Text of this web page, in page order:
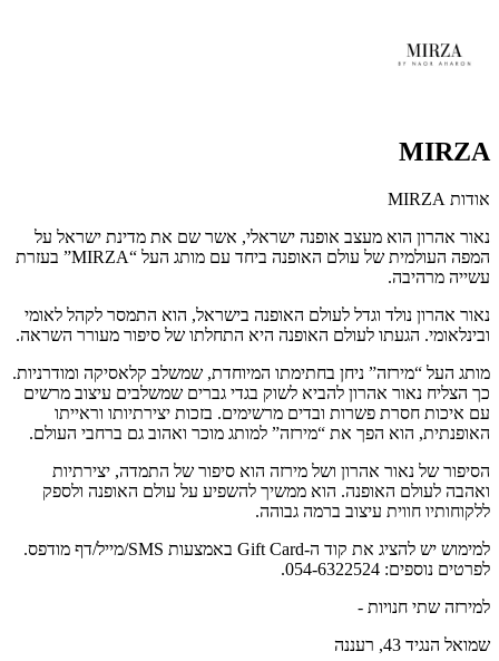
MIRZA
אודות MIRZA
נאור אהרון הוא מעצב אופנה ישראלי, אשר שם את מדינת ישראל על
המפה העולמית של עולם האופנה ביחד עם מותג העל “MIRZA” בעזרת
עשייה מרהיבה.
נאור אהרון נולד וגדל לעולם האופנה בישראל, הוא התמסר לקהל לאומי
ובינלאומי. הגעתו לעולם האופנה היא התחלתו של סיפור מעורר השראה.
מותג העל “מירזה” ניחן בחתימתו המיוחדת, שמשלב קלאסיקה ומודרניות.
כך הצליח נאור אהרון להביא לשוק בגדי גברים שמשלבים עיצוב מרשים
עם איכות חסרת פשרות ובדים מרשימים. בזכות יצירתיותו וראייתו
האופנתית, הוא הפך את “מירזה” למותג מוכר ואהוב גם ברחבי העולם.
הסיפור של נאור אהרון ושל מירזה הוא סיפור של התמדה, יצירתיות
ואהבה לעולם האופנה. הוא ממשיך להשפיע על עולם האופנה ולספק
ללקוחותיו חווית עיצוב ברמה גבוהה.
למימוש יש להציג את קוד ה-Gift Card באמצעות SMS/מייל/דף מודפס.
לפרטים נוספים: 054-6322524.
למירזה שתי חנויות -
שמואל הנגיד 43, רעננה